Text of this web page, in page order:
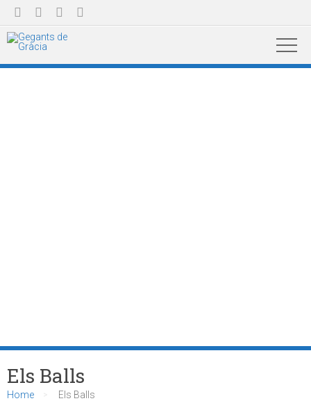
   
Els Balls
Home Els Balls